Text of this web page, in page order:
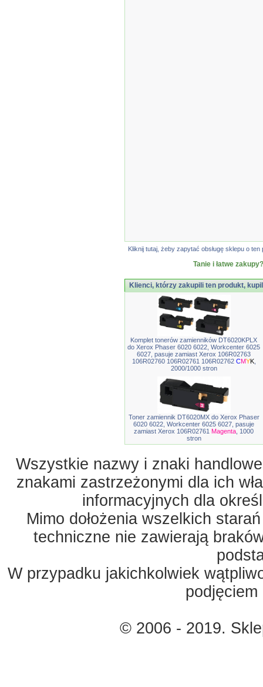
Kliknij tutaj, żeby zapytać obsługę sklepu o
Tanie i łatwe
Klienci, którzy zakupili ten produkt,
Komplet tonerów zamienników DT6020KPLX
do Xerox Phaser 6020 6022, Workcenter 6025
6027, pasuje zamiast Xerox 106R02763
106R02760 106R02761 106R02762 CMYK,
2000/1000 stron
Toner zamiennik DT6020MX do Xerox Phaser
6020 6022, Workcenter 6025 6027, pasuje
zamiast Xerox 106R02761 Magenta , 1000
stron
Wszystkie nazwy i znaki
znakami zastrzeżonymi dla ich
informacyjnych dla
Mimo dołożenia wszelkich
techniczne nie zawierają
W przypadku jakichkolwiek
© 2006 - 2019.